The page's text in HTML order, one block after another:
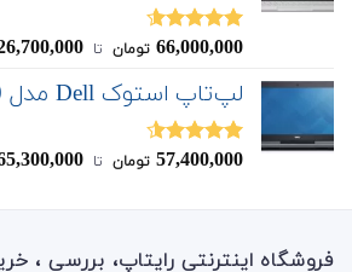
نمره4.60
66,000,000 تومان ‌ تا ‌
لپ‌تاپ استوک Dell مدل Precision 7510
نمره4.50
57,400,000 تومان ‌ تا ‌
فروشگاه اینترنتی رایتاپ، بررسی ،